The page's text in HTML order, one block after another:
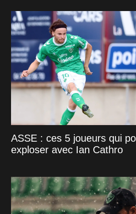
ASSE : ces 5 joueurs qui
exploser avec Ian Cathro